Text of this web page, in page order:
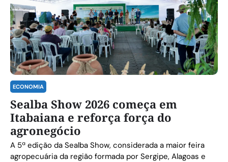
ECONOMIA
Sealba Show 2026 começa em
Itabaiana e reforça força do
agronegócio
A 5ª edição da Sealba Show, considerada a maior feira
agropecuária da região formada por Sergipe, Alagoas e